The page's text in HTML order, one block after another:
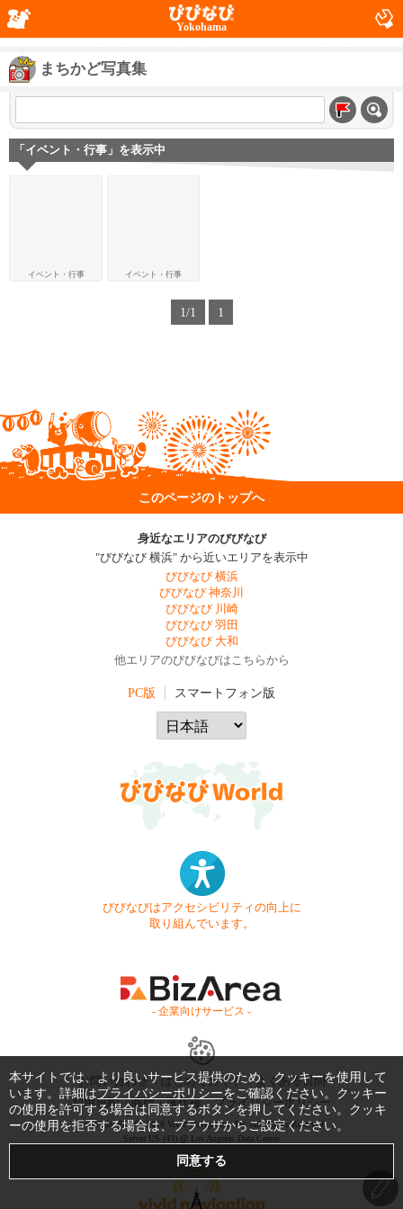
Yokohama
まちかど写真集
「イベント・行事」を表示中
イベント・行事 イベント・行事
1/1 1
このページのトップへ
身近なエリアのびびなび
"びびなび 横浜" から近いエリアを表示中
びびなび 横浜
びびなび 神奈川
びびなび 川崎
びびなび 羽田
びびなび 大和
他エリアのびびなびはこちらから
PC版 スマートフォン版
びびなびはアクセシビリティの向上に
取り組んでいます。
- 企業向けサービス -
お問い合わせ はじめてガイド
よくある質問
利用規約
商標・著作権 プライバシーポリシー
Copyright © 1999-2026 Vivid Navigation, Inc. All Rights Reserved.
Server US (43) @ Los Angeles Data Center
本サイトでは、より良いサービス提供のため、クッキーを使用して
います。詳細はプライバシーポリシーをご確認ください。クッキー
の使用を許可する場合は同意するボタンを押してください。クッキ
ーの使用を拒否する場合は、ブラウザからご設定ください。